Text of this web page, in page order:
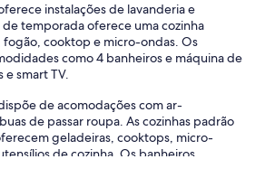
instalações de lavanderia e
de temporada oferece uma cozinha
cooktop e micro-ondas. Os
como 4 banheiros e máquina de
e smart TV.
de acomodações com ar-
de passar roupa. As cozinhas padrão
geladeiras, cooktops, micro-
de cozinha. Os banheiros